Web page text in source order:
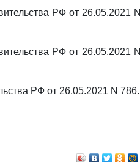
РФ от 26.05.2021 N
РФ от 26.05.2021 N
РФ от 26.05.2021 N 786.